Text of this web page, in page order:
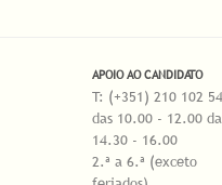
APOIO AO CANDIDATO
T: (+351) 210 102
das 10.00 - 12.00
14.30 - 16.00
2.ª a 6.ª (exceto